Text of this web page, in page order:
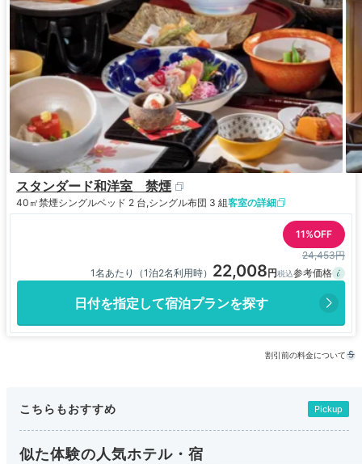
スタンダード和洋室 禁煙
40㎡禁煙シングルベッド 2 台,シングル布団 3 組客室の詳細
11%OFF
24,453円
1名あたり（1泊2名利用時） 22,008
日付を指定して宿泊プランを探す
割引前の料金について
こちらもおすすめ Pickup
似た体験の人気ホテル・宿